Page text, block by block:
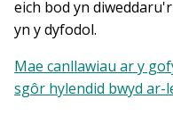
eich bod yn
yn y dyfodol.
Mae canllawiau ar y
sgôr hylendid bwyd ar-